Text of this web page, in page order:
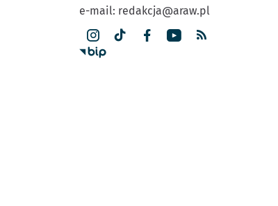
e-mail: redakcja@araw.pl